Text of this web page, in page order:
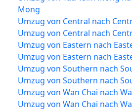
Mong
Umzug von Central nach
Umzug von Central nach
Umzug von Eastern nach
Umzug von Eastern nach
Umzug von Southern nach
Umzug von Southern nach
Umzug von Wan Chai nach
Umzug von Wan Chai nach